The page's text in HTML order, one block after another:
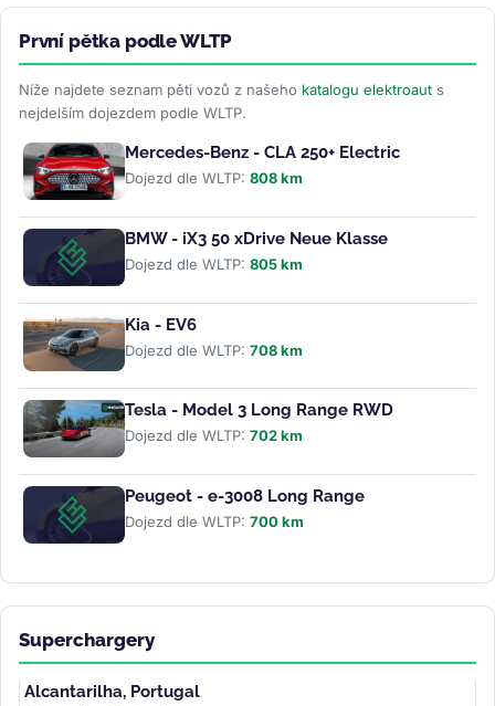
První pětka podle WLTP
Níže najdete seznam pěti vozů z našeho katalogu elektroaut s
nejdelším dojezdem podle WLTP.
Mercedes-Benz - CLA 250+ Electric
Dojezd dle WLTP: 808 km
BMW - iX3 50 xDrive Neue Klasse
Dojezd dle WLTP: 805 km
Kia - EV6
Dojezd dle WLTP: 708 km
Tesla - Model 3 Long Range RWD
Dojezd dle WLTP: 702 km
Peugeot - e-3008 Long Range
Dojezd dle WLTP: 700 km
Superchargery
Alcantarilha, Portugal